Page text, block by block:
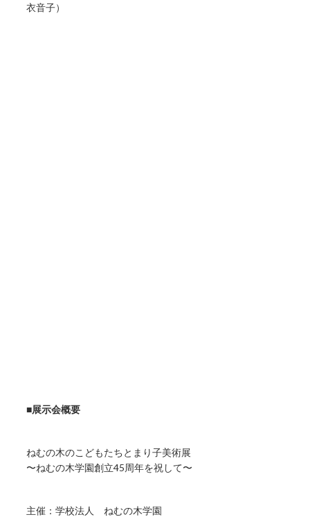
衣音子）
■展示会概要
ねむの木のこどもたちとまり子美術展
〜ねむの木学園創立45周年を祝して〜
主催：学校法人 ねむの木学園